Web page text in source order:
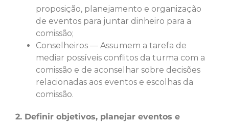
proposição, planejamento e organização
de eventos para juntar dinheiro para a
comissão;
Conselheiros ― Assumem a tarefa de
mediar possíveis conflitos da turma com a
comissão e de aconselhar sobre decisões
relacionadas aos eventos e escolhas da
comissão.
2. Definir objetivos, planejar eventos e